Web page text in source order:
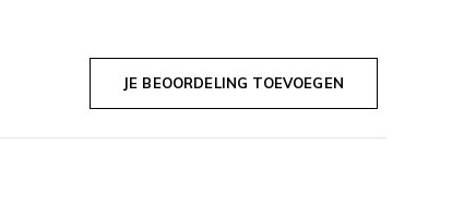
JE BEOORDELING TOEVOEGEN